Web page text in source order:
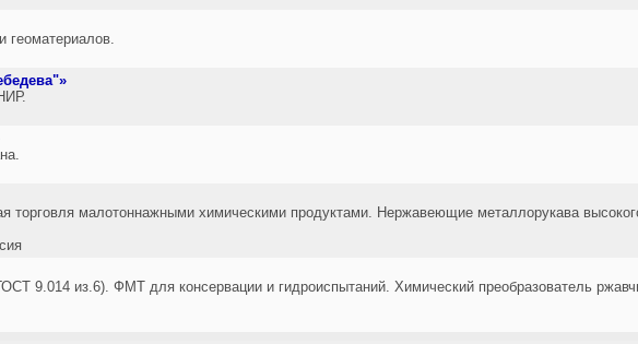
геоматериалов.
торговля малотоннажными химическими продуктами. Нержавеющие металлорукава
9.014 из.6). ФМТ для консервации и гидроиспытаний. Химический преобразователь